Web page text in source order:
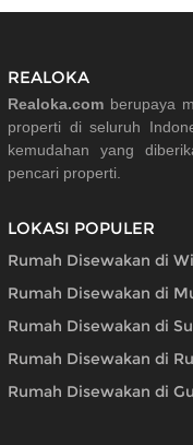
REALOKA
Realoka.com berupaya
properti di seluruh
kemudahan yang
pencari properti.
LOKASI POPULER
Rumah Disewakan di
Rumah Disewakan di
Rumah Disewakan di
Rumah Disewakan di
Rumah Disewakan di